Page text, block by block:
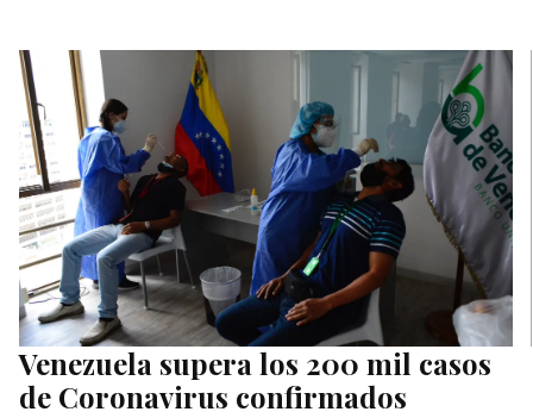
Venezuela supera los 200 mil casos
de Coronavirus confirmados